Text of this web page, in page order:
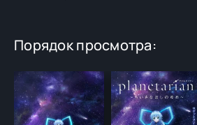
Порядок просмотра: